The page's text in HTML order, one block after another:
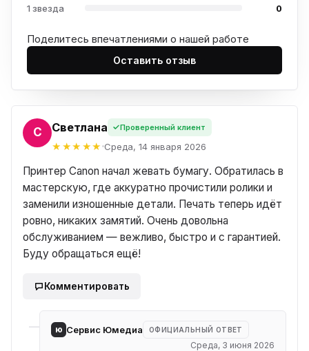
1 звезда
0
Поделитесь впечатлениями о нашей работе
Оставить отзыв
Светлана Проверенный клиент
Среда, 14 января 2026
Принтер Canon начал жевать бумагу. Обратилась в
мастерскую, где аккуратно прочистили ролики и
заменили изношенные детали. Печать теперь идёт
ровно, никаких замятий. Очень довольна
обслуживанием — вежливо, быстро и с гарантией.
Буду обращаться ещё!
Комментировать
ю Сервис Юмедиа ОФИЦИАЛЬНЫЙ ОТВЕТ
Среда, 3 июня 2026